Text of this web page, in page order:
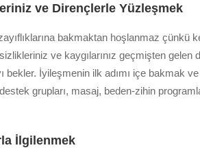
ve Dirençlerle Yüzleşmek
bakmaktan hoşlanmaz çünkü
ve kaygılarınız geçmişten gelen
bekler. İyileşmenin ilk adımı içe bakmak
grupları, masaj, beden-zihin
İlgilenmek